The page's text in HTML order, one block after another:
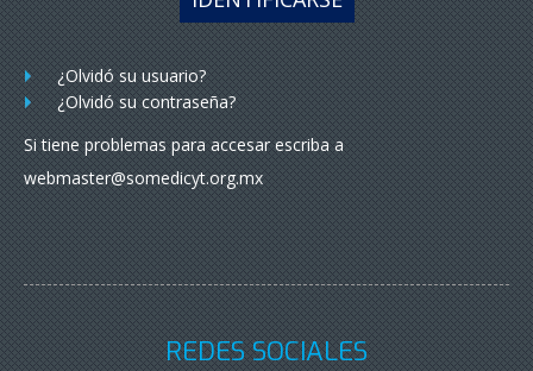
¿Olvidó su usuario?
¿Olvidó su contraseña?
Si tiene problemas para accesar escriba a
webmaster@somedicyt.org.mx
REDES SOCIALES